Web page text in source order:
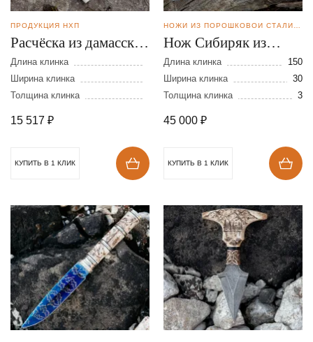
ПРОДУКЦИЯ НХП
Расчёска из дамасской
стали
Длина клинка
Ширина клинка
Толщина клинка
15 517 ₽
КУПИТЬ В 1 КЛИК
Нож Сибиряк из
стали S390 с
травлением
Длина клинка
150
Ширина клинка
30
Толщина клинка
3
45 000 ₽
КУПИТЬ В 1 КЛИК